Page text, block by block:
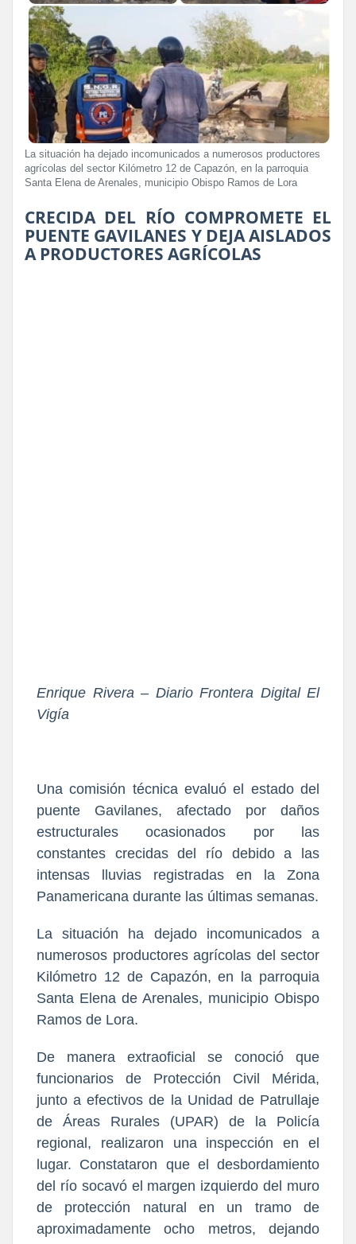
La situación ha dejado incomunicados a numerosos productores
agrícolas del sector Kilómetro 12 de Capazón, en la parroquia
Santa Elena de Arenales, municipio Obispo Ramos de Lora
CRECIDA DEL RÍO COMPROMETE EL
PUENTE GAVILANES Y DEJA AISLADOS
A PRODUCTORES AGRÍCOLAS
Enrique Rivera – Diario Frontera Digital El
Vigía
Una comisión técnica evaluó el estado del
puente Gavilanes, afectado por daños
estructurales ocasionados por las
constantes crecidas del río debido a las
intensas lluvias registradas en la Zona
Panamericana durante las últimas semanas.
La situación ha dejado incomunicados a
numerosos productores agrícolas del sector
Kilómetro 12 de Capazón, en la parroquia
Santa Elena de Arenales, municipio Obispo
Ramos de Lora.
De manera extraoficial se conoció que
funcionarios de Protección Civil Mérida,
junto a efectivos de la Unidad de Patrullaje
de Áreas Rurales (UPAR) de la Policía
regional, realizaron una inspección en el
lugar. Constataron que el desbordamiento
del río socavó el margen izquierdo del muro
de protección natural en un tramo de
aproximadamente ocho metros, dejando